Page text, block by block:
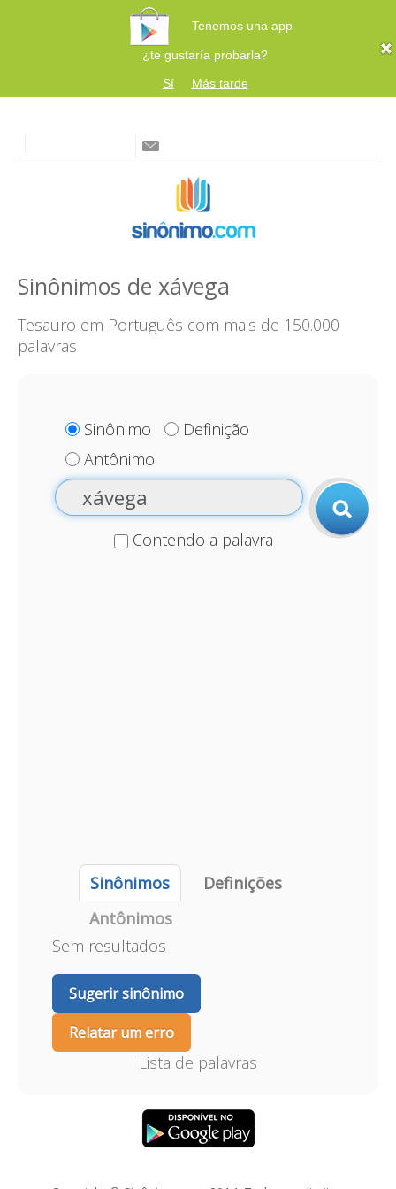
Tenemos una app
¿te gustaría probarla?
Sí
Más tarde
Sinônimos de xávega
Tesauro em Português com mais de 150.000
palavras
Sinônimo
Definição
Antônimo
Contendo a palavra
Sinônimos
Definições
Antônimos
Sem resultados
Sugerir sinônimo
Relatar um erro
Lista de palavras